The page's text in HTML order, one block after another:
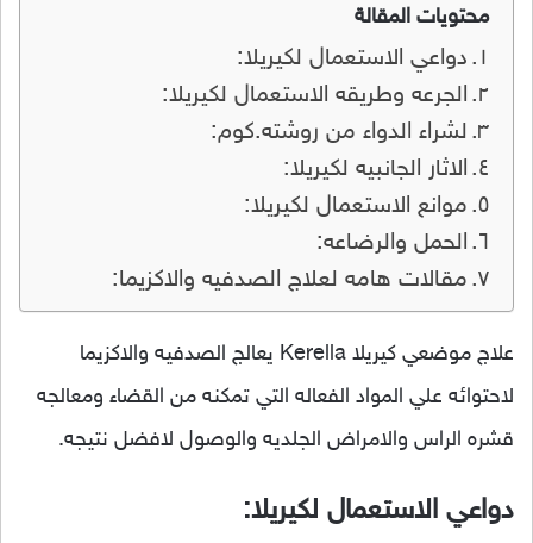
محتويات المقالة
دواعي الاستعمال لكيريلا:
الجرعه وطريقه الاستعمال لكيريلا:
لشراء الدواء من روشته.كوم:
الاثار الجانبيه لكيريلا:
موانع الاستعمال لكيريلا:
الحمل والرضاعه:
مقالات هامه لعلاج الصدفيه والاكزيما:
علاج موضعي كيريلا Kerella يعالج الصدفيه والاكزيما
لاحتوائه علي المواد الفعاله التي تمكنه من القضاء ومعالجه
قشره الراس والامراض الجلديه والوصول لافضل نتيجه.
دواعي الاستعمال لكيريلا: